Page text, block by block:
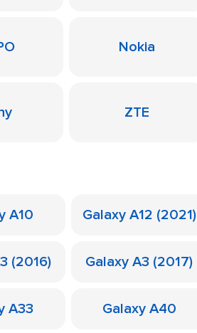
Nokia
ZTE
A10 Galaxy A12 (2021)
(2016) Galaxy A3 (2017)
A33 Galaxy A40